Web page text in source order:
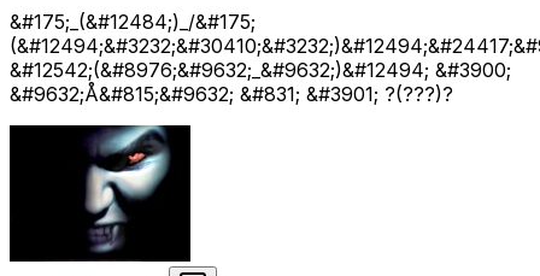
&#175;_(&#12484;)_/&#175;
&#12542;(&#8976;&#9632;_&#9632;)&#12494; &#3900;
&#9632;Å&#815;&#9632; &#831; &#3901; ?(???)?